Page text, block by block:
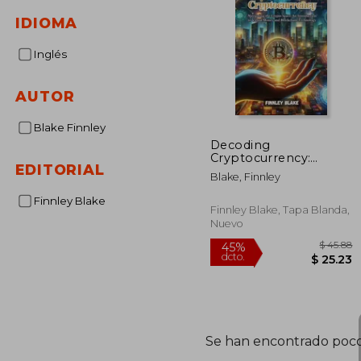
IDIOMA
Inglés
AUTOR
Blake Finnley
EDITORIAL
Finnley Blake
Decoding
Cryptocurrency:
Navigating the crypto
space: an introduction
blockchain
technology (en Inglés)
Blake, Finnley
Finnley Blake, Tapa Blanda,
Nuevo
Se han encontrado